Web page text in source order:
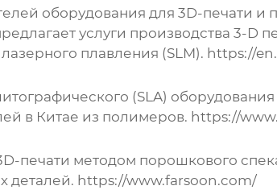
оборудования для 3D-печати и
услуги производства 3-D
плавления (SLM). https://
(SLA)
в Китае из полимеров. https://
печати методом порошкового
деталей. https://www.farsoon.com/